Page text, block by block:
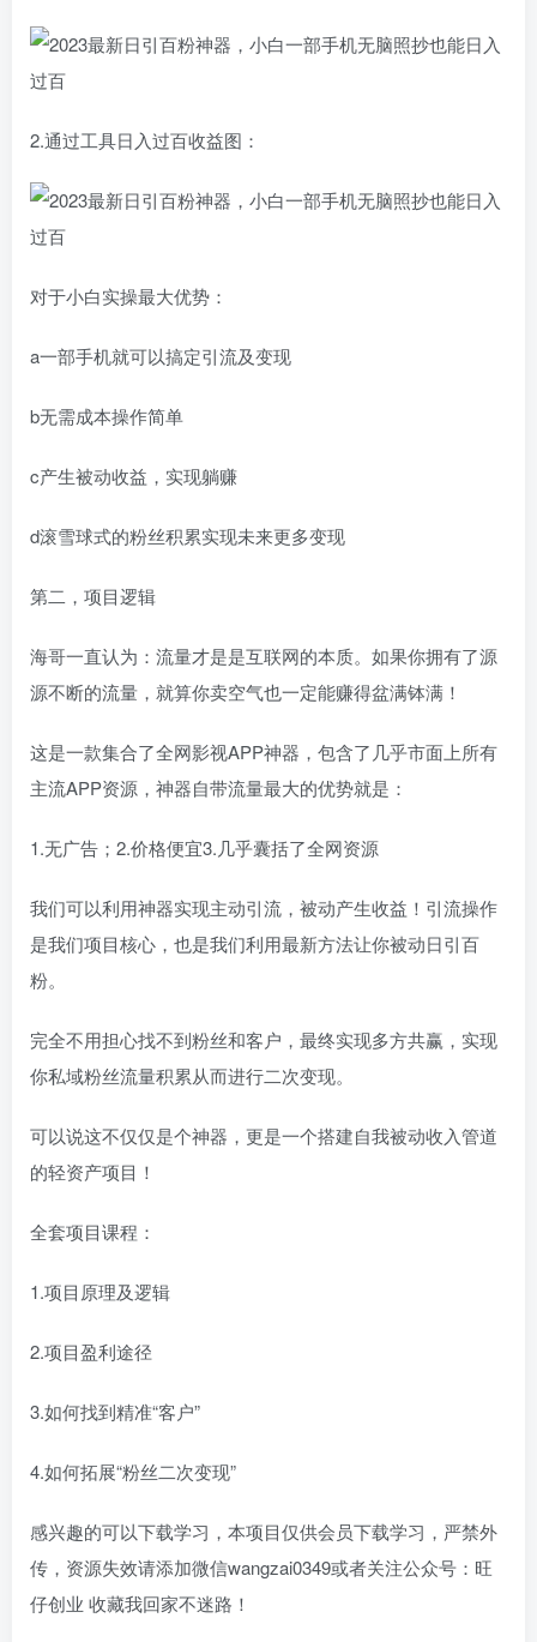
2.通过工具日入过百收益图：
对于小白实操最大优势：
a一部手机就可以搞定引流及变现
b无需成本操作简单
c产生被动收益，实现躺赚
d滚雪球式的粉丝积累实现未来更多变现
第二，项目逻辑
海哥一直认为：流量才是是互联网的本质。如果你拥有了源
源不断的流量，就算你卖空气也一定能赚得盆满钵满！
这是一款集合了全网影视APP神器，包含了几乎市面上所有
主流APP资源，神器自带流量最大的优势就是：
1.无广告；2.价格便宜3.几乎囊括了全网资源
我们可以利用神器实现主动引流，被动产生收益！引流操作
是我们项目核心，也是我们利用最新方法让你被动日引百
粉。
完全不用担心找不到粉丝和客户，最终实现多方共赢，实现
你私域粉丝流量积累从而进行二次变现。
可以说这不仅仅是个神器，更是一个搭建自我被动收入管道
的轻资产项目！
全套项目课程：
1.项目原理及逻辑
2.项目盈利途径
3.如何找到精准“客户”
4.如何拓展“粉丝二次变现”
感兴趣的可以下载学习，本项目仅供会员下载学习，严禁外
传，资源失效请添加微信wangzai0349或者关注公众号：旺
仔创业 收藏我回家不迷路！